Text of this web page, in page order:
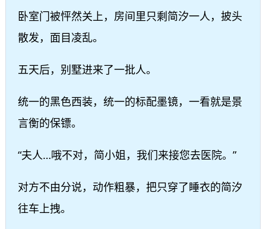
卧室门被怦然关上，房间里只剩简汐一人，披头
散发，面目凌乱。
五天后，别墅进来了一批人。
统一的黑色西装，统一的标配墨镜，一看就是景
言衡的保镖。
“夫人…哦不对，简小姐，我们来接您去医院。”
对方不由分说，动作粗暴，把只穿了睡衣的简汐
往车上拽。